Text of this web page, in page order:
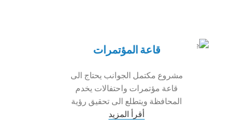
قاعة المؤتمرات
مشروع مكتمل الجوانب يحتاج الى
قاعة مؤتمرات واحتفالات يخدم
المحافظة ويتطلع الى تحقيق رؤية
أقرأ المزيد